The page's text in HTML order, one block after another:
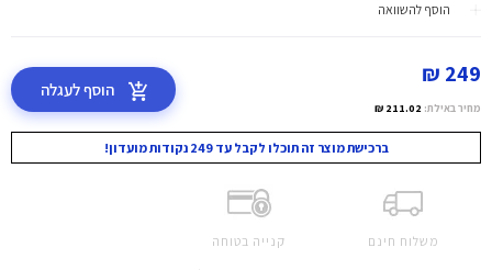
הוסף להשוואה
249 ₪
מחיר באילת: 211.02 ₪
הוסף לעגלה
ברכישת מוצר זה תוכלו לקבל עד 249 נקודות מועדון!
משלוח חינם קנייה בטוחה